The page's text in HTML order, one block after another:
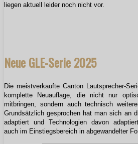
liegen aktuell leider noch nicht vor.
Neue GLE-Serie 2025
Die meistverkaufte Canton Lautsprecher-
komplette Neuauflage, die nicht nur
mitbringen, sondern auch technisch
Grundsätzlich gesprochen hat man sich an
adaptiert und Technologien davon
auch im Einstiegsbereich in abgewandelter